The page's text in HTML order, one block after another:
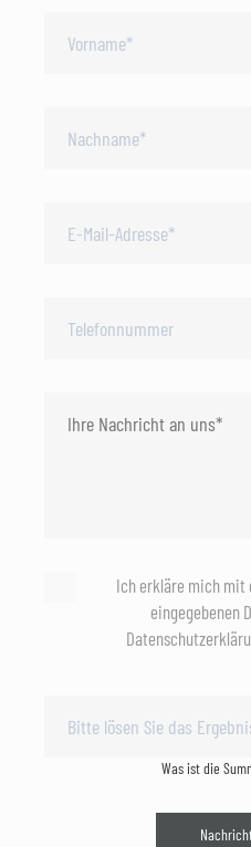
Ich erkläre mich mit
eingegebenen
Was ist die